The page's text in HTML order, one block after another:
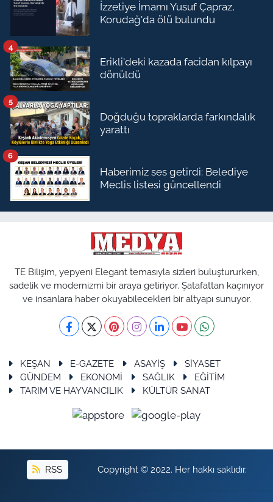
İzzetiye İmamı Yusuf Çapraz,
Korudağ'da ölü bulundu
Erikli'deki kazada facidan kılpayı
dönüldü
4
Doğduğu topraklarda farkındalık
yarattı
5
Haberimiz ses getirdi: Belediye
Meclis listesi güncellendi
6
TE Bilişim, yepyeni Elegant temasıyla sizleri buluştururken,
sadelik ve modernizmi bir araya getiriyor. Şatafattan kaçınıyor
ve insanlara haber okuyabilecekleri bir altyapı sunuyor.
KEŞAN E-GAZETE ASAYİŞ
SİYASET
GÜNDEM
EKONOMİ SAĞLIK
EĞİTİM
TARIM VE HAYVANCILIK
KÜLTÜR SANAT
RSS Copyright © 2022. Her hakkı saklıdır.